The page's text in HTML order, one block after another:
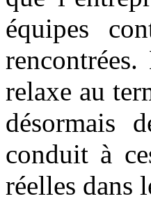
équipes
relaxe au
désormais
conduit à
réelles dans